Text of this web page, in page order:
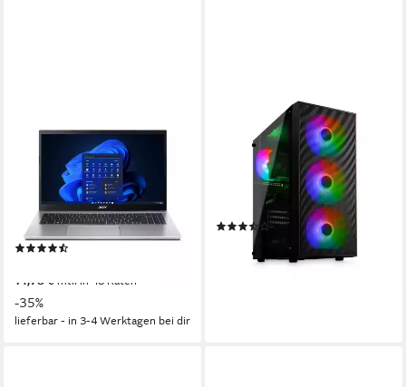
Acer Aspire Go 15, 15,6",
AMD Ryzen 7 5825U, 8 x
4.50 GHz Notebook
Bildschirmdiagonale
4 GB Arbeitsspeicher
128 GB Speicherkapazität
14,78 € mtl. in 48 Raten
-35%
lieferbar - in 3-4 Werktagen bei dir
CYBERNERDS
P2 Pro Intel i5 RTX 5060 Ti
RGB Gaming PC
Prozessor
GeForce RTX 5060 Ti 8 GB
16 GB DDR5
Arbeitsspeicher
(25)
ab 1.485,00 €
43,11 €mtl. in 48 Raten